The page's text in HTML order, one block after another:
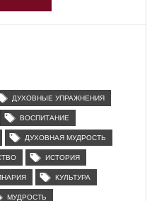
ДУХОВНЫЕ УПРАЖНЕНИЯ
ВОСПИТАНИЕ
ДУХОВНАЯ МУДРОСТЬ
ИСТОРИЯ
КУЛЬТУРА
МУДРОСТЬ